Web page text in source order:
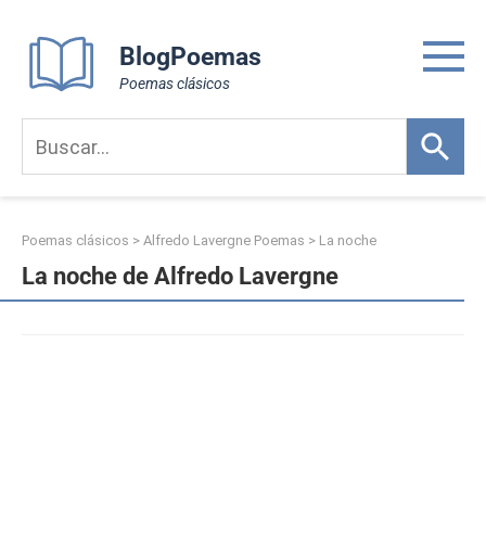
content
BlogPoemas
Poemas clásicos
Poemas clásicos > Alfredo Lavergne Poemas > La noche
La noche de Alfredo Lavergne